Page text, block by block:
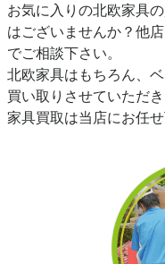
お気に入りの北欧家具
はございませんか？他
でご相談下さい。
北欧家具はもちろん、
買い取りさせていただ
家具買取は当店にお任せ